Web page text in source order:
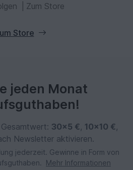
Zum Store
Store
jeden Monat
30×5 €, 10×10 €,
Newsletter aktivieren.
jederzeit. Gewinne in Form von
Mehr Informationen